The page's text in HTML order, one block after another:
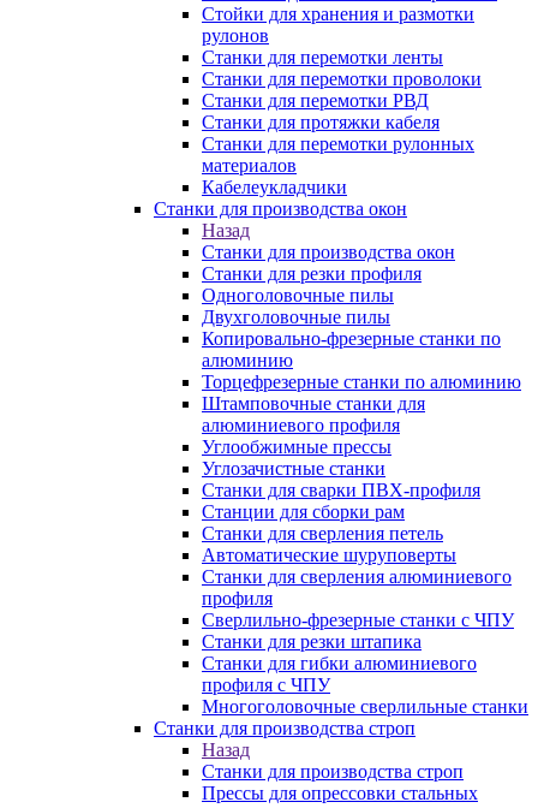
Стойки для хранения и размотки
рулонов
Станки для перемотки ленты
Станки для перемотки проволоки
Станки для перемотки РВД
Станки для протяжки кабеля
Станки для перемотки рулонных
материалов
Кабелеукладчики
Станки для производства окон
Назад
Станки для производства окон
Станки для резки профиля
Одноголовочные пилы
Двухголовочные пилы
Копировально-фрезерные станки по
алюминию
Торцефрезерные станки по алюминию
Штамповочные станки для
алюминиевого профиля
Углообжимные прессы
Углозачистные станки
Станки для сварки ПВХ-профиля
Станции для сборки рам
Станки для сверления петель
Автоматические шуруповерты
Станки для сверления алюминиевого
профиля
Сверлильно-фрезерные станки с ЧПУ
Станки для резки штапика
Станки для гибки алюминиевого
профиля с ЧПУ
Многоголовочные сверлильные станки
Станки для производства строп
Назад
Станки для производства строп
Прессы для опрессовки стальных